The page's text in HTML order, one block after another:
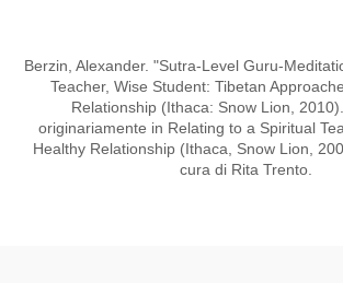
Berzin, Alexander. "Sutra-Level Guru-
Teacher, Wise Student: Tibetan
Relationship (Ithaca: Snow Lion,
originariamente in Relating to a Spiritual
Healthy Relationship (Ithaca, Snow Lion,
cura di Rita Trento.